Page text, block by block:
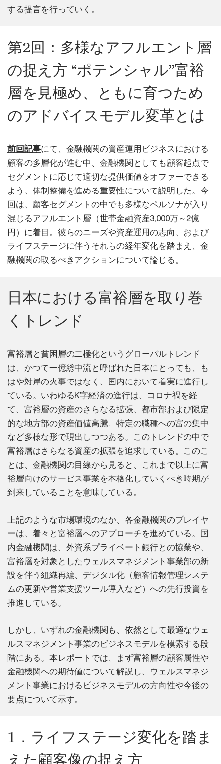
する提言を行っていく。
第2回：多様なアフルエント層
の捉え方 “ポテンシャル”富裕
層を見極め、ともに育つため
のアドバイスモデル変革とは
前回記事にて、金融機関の資産運用ビジネスにおける
顧客の多層化が進む中、金融機関としても顧客起点で
セグメントに応じて適切な提供価値をオファーできる
よう、体制整備を進める重要性について説明した。今
回は、顧客セグメントの中でも多様なペルソナが入り
混じるアフルエント層（世帯金融資産3,000万～2億
円）に着目。彼らのニーズや資産運用の志向、および
ライフステージに伴うそれらの経年変化を踏まえ、金
融機関の取るべきアクションについて論じる。
日本における富裕層を取り巻
くトレンド
富裕層と貧困層の二極化というグローバルトレンド
は、かつて一億総中流と呼ばれた日本にとっても、も
はや対岸の火事ではなく、国内において着実に進行し
ている。いわゆるK字経済の進行は、コロナ禍を経
て、富裕層の資産のさらなる拡張、都市部および限定
的な地方部の資産価値高騰、特定の職種への富の集中
など多様な形で現出しつつある。このトレンドの中で
富裕層はさらなる資産の拡張を追求している。このこ
とは、金融機関の目線から見ると、これまで以上に富
裕層向けのサービス事業を本格化していくべき時期が
到来していることを意味している。
上記のような市場環境のなか、各金融機関のプレイヤ
ーは、着々と富裕層へのアプローチを進めている。国
内金融機関は、外資系プライベート銀行との協業や、
富裕層を対象としたウェルスマネジメント事業部の新
設を伴う組織再編、デジタル化（顧客情報管理システ
ムの更新や営業支援ツール導入など）への先行投資を
推進している。
しかし、いずれの金融機関も、依然として最適なウェ
ルスマネジメント事業のビジネスモデルを模索する段
階にある。本レポートでは、まず富裕層の顧客属性や
金融機関への期待値について解説し、ウェルスマネジ
メント事業におけるビジネスモデルの方向性や今後の
要点について示す。
1．ライフステージ変化を踏ま
えた顧客像の捉え方